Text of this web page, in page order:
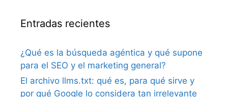
Entradas recientes
¿Qué es la búsqueda agéntica y qué supone
para el SEO y el marketing general?
El archivo llms.txt: qué es, para qué sirve y
por qué Google lo considera tan irrelevante